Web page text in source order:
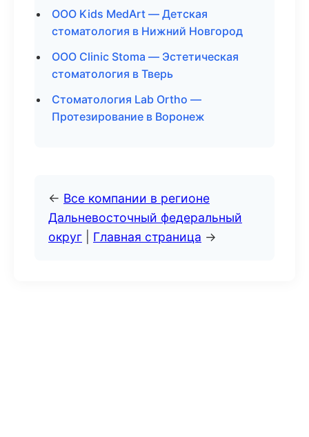
ООО Kids MedArt — Детская
стоматология в Нижний Новгород
ООО Clinic Stoma — Эстетическая
стоматология в Тверь
Стоматология Lab Ortho —
Протезирование в Воронеж
← Все компании в регионе
Дальневосточный федеральный
округ
Главная страница →